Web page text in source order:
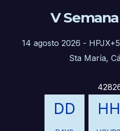
V
14 agosto 2026 -
Sta María,
DD HH